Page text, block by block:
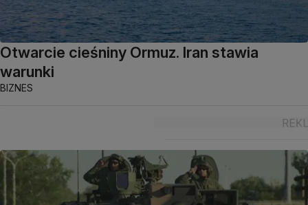
Otwarcie cieśniny Ormuz. Iran stawia
warunki
BIZNES